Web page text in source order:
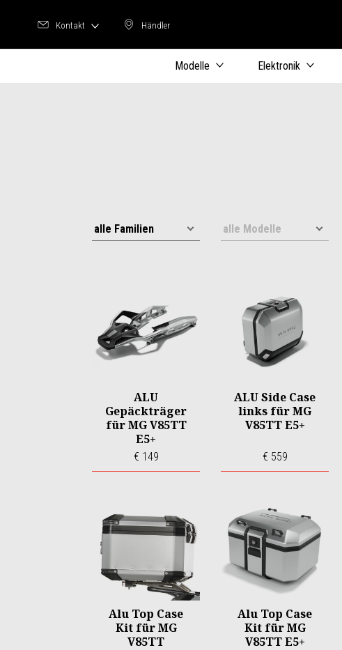
Händler
Händler
Kontakt
Modelle Elektronik
ALU
Gepäckträger
für MG V85TT
E5+
€ 149
ALU Side Case
links für MG
V85TT E5+
€ 559
Alu Top Case
Kit für MG
V85TT
Alu Top Case
Kit für MG
V85TT E5+